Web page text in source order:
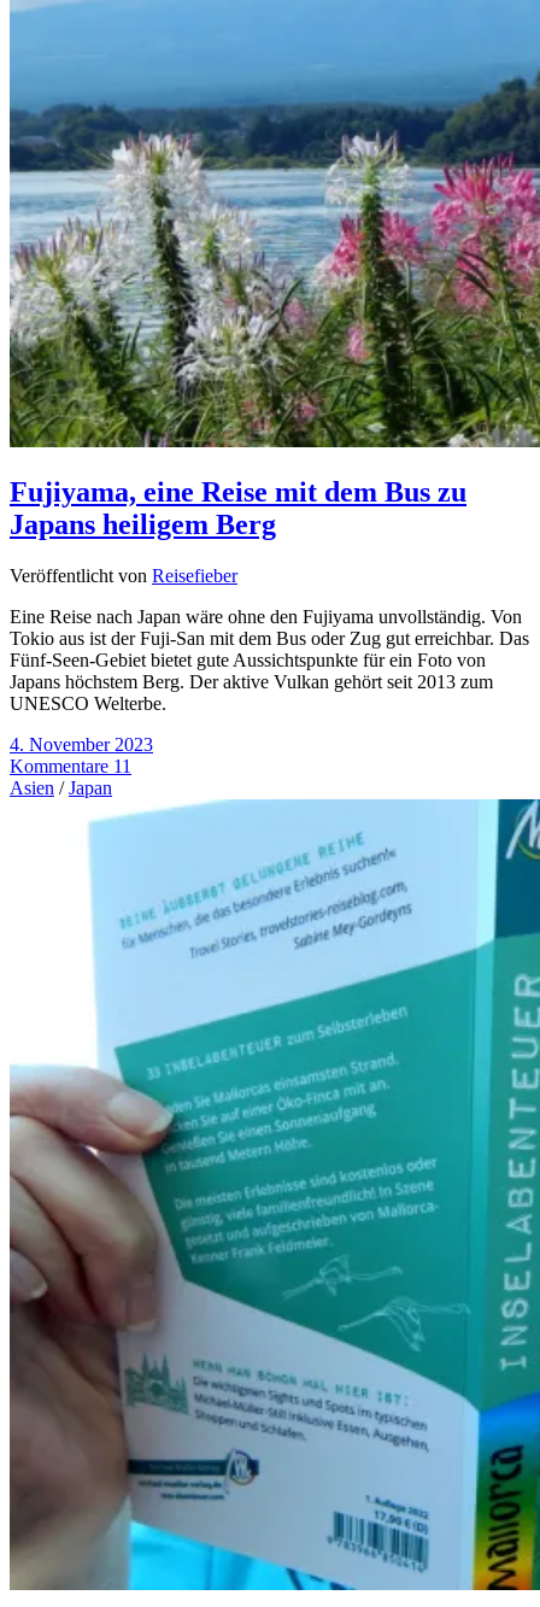
Fujiyama, eine Reise mit dem Bus zu
Japans heiligem Berg
Veröffentlicht von Reisefieber
Eine Reise nach Japan wäre ohne den Fujiyama unvollständig. Von
Tokio aus ist der Fuji-San mit dem Bus oder Zug gut erreichbar. Das
Fünf-Seen-Gebiet bietet gute Aussichtspunkte für ein Foto von
Japans höchstem Berg. Der aktive Vulkan gehört seit 2013 zum
UNESCO Welterbe.
4. November 2023
Kommentare 11
Asien /Japan